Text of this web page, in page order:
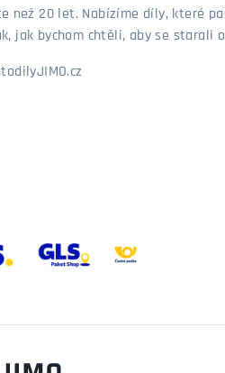
než 20 let. Nabízíme díly, které
jak bychom chtěli, aby se starali